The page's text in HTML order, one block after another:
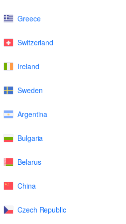
Greece
Switzerland
Ireland
Sweden
Argentina
Bulgaria
Belarus
China
Czech Republic